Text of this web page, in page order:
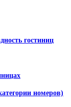
гостиниц
номеров)